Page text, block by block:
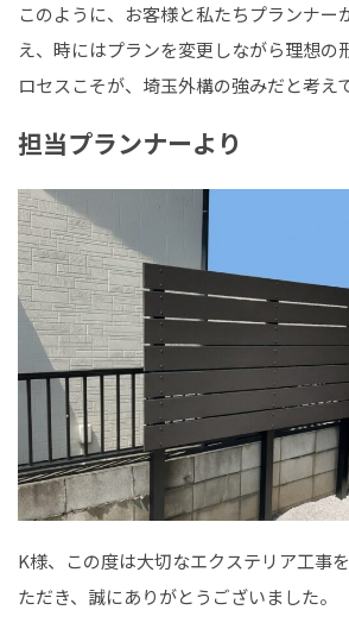
このように、お客様と私たちプランナー
え、時にはプランを変更しながら理想の
ロセスこそが、埼玉外構の強みだと考え
担当プランナーより
K様、この度は大切なエクステリア工事
ただき、誠にありがとうございました。